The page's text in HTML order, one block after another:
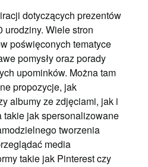
dotyczących prezentów
urodziny. Wiele stron
poświęconych tematyce
pomysły oraz porady
upominków. Można tam
propozycje, jak
albumy ze zdjęciami, jak i
jak spersonalizowane
tworzenia
media
takie jak Pinterest czy